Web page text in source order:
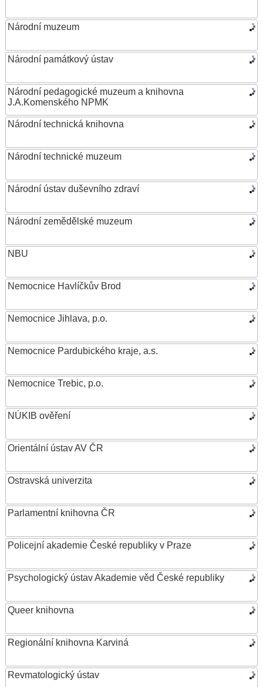
Národní muzeum
Národní památkový ústav
Národní pedagogické muzeum a knihovna
J.A.Komenského NPMK
Národní technická knihovna
Národní technické muzeum
Národní ústav duševního zdraví
Národní zemědělské muzeum
NBU
Nemocnice Havlíčkův Brod
Nemocnice Jihlava, p.o.
Nemocnice Pardubického kraje, a.s.
Nemocnice Trebic, p.o.
NÚKIB ověření
Orientální ústav AV ČR
Ostravská univerzita
Parlamentní knihovna ČR
Policejní akademie České republiky v Praze
Psychologický ústav Akademie věd České republiky
Queer knihovna
Regionální knihovna Karviná
Revmatologický ústav